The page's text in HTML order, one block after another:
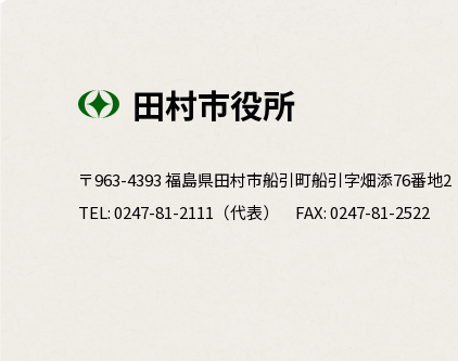
田村市役所
〒963-4393 福島県田村市船引町船引字畑添76番地2
TEL:0247-81-2111 （代表） FAX: 0247-81-2522